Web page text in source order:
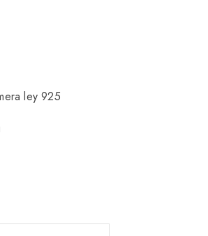
ley 925